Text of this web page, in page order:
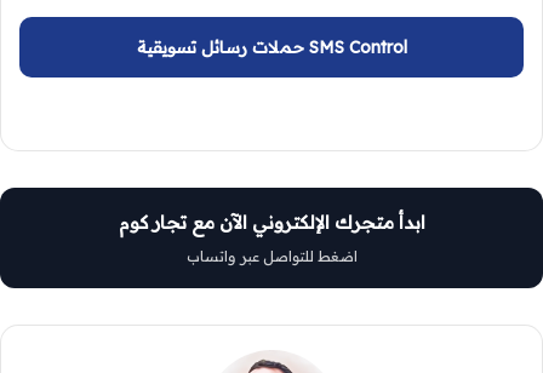
SMS Control حملات رسائل تسويقية
ابدأ متجرك الإلكتروني الآن مع تجار كوم
اضغط للتواصل عبر واتساب